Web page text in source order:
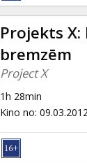
Projekts
bremzēm
Project X
1h 28min
Kino no: 09.03.2012